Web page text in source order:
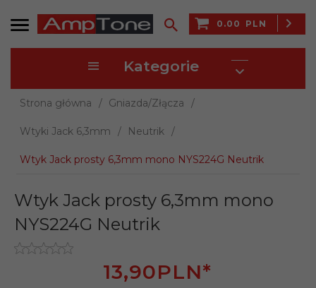
0.00 PLN
Kategorie
Strona główna Gniazda/Złącza
Wtyki Jack 6,3mm Neutrik
Wtyk Jack prosty 6,3mm mono NYS224G Neutrik
Wtyk Jack prosty 6,3mm mono
NYS224G Neutrik
13,90PLN*